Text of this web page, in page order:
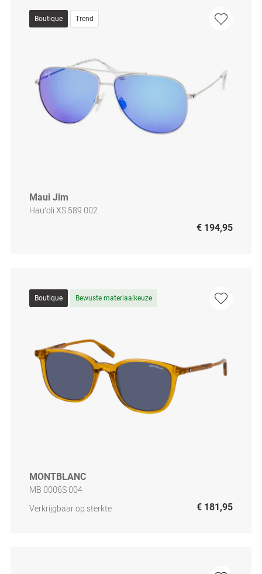
Boutique Trend
Maui Jim
Hauʻoli XS 589 002
€ 194,95
Boutique Bewuste materiaalkeuze
MONTBLANC
MB 0006S 004
Verkrijgbaar op sterkte
€ 181,95